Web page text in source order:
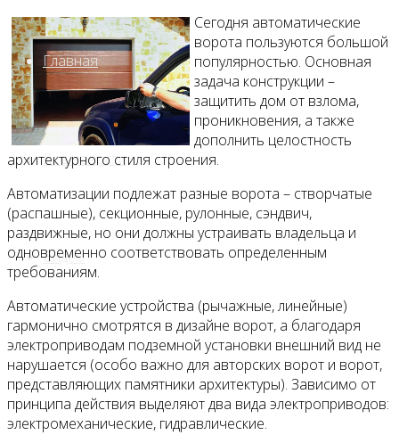
Главная
Все новости
Видео
Сегодня автоматические
ворота пользуются большой
популярностью. Основная
задача конструкции –
защитить дом от взлома,
проникновения, а также
дополнить целостность
архитектурного стиля строения.
Автоматизации подлежат разные ворота – створчатые
(распашные), секционные, рулонные, сэндвич,
раздвижные, но они должны устраивать владельца и
одновременно соответствовать определенным
требованиям.
Автоматические устройства (рычажные, линейные)
гармонично смотрятся в дизайне ворот, а благодаря
электроприводам подземной установки внешний вид не
нарушается (особо важно для авторских ворот и ворот,
представляющих памятники архитектуры). Зависимо от
принципа действия выделяют два вида электроприводов:
электромеханические, гидравлические.